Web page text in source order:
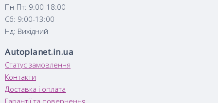
Пн-Пт: 9:00-18:00
Сб: 9:00-13:00
Нд: Вихідний
Autoplanet.in.ua
Статус замовлення
Контакти
Доставка і оплата
Гарантії та повернення